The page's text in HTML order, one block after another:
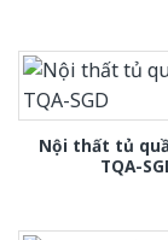
Nội thất tủ
TQA-